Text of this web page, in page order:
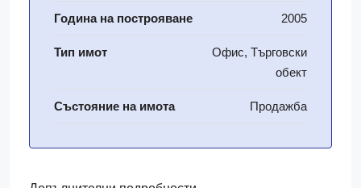
Година на построяване 2005
Тип имот
Офис, Търговски
обект
Състояние на имота Продажба